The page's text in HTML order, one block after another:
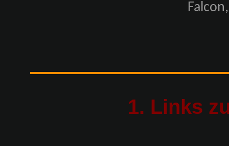
1. Links